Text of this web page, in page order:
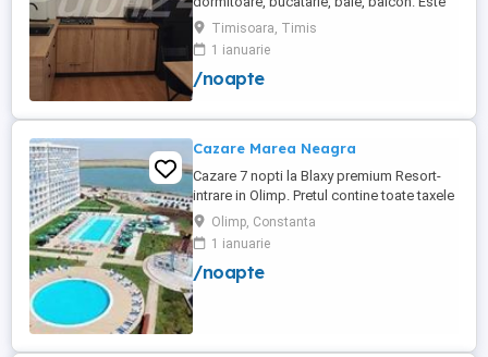
complet utilat si mobilat nou, clima,
internet, tv, video interfon masina de
spalat haine, lenjerii, prosoape,
consumabile. In incinta complexului de
de joaca pentru copii. Apartamentul ...
Timisoara, Timis
1 ianuarie
/noapte
Cazare Marea Neagra
Cazare 7 nopti la Blaxy premium Resort-
intrare in Olimp. Pretul contine toate taxele
(cazare, parcare, acces piscine, Peioada
valabila in 2026 intrare in 22 august-iesire
in 29 august.
Olimp, Constanta
1 ianuarie
/noapte